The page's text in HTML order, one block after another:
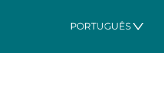
PORTUGUÊS